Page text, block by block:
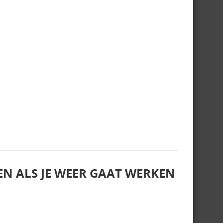
ALS JE WEER GAAT WERKEN